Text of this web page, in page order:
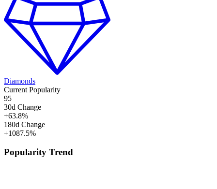
Diamonds
Current Popularity
95
30d Change
+63.8%
180d Change
+1087.5%
Popularity Trend